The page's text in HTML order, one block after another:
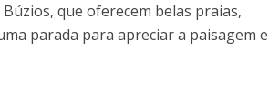
que oferecem belas praias,
parada para apreciar a paisagem e